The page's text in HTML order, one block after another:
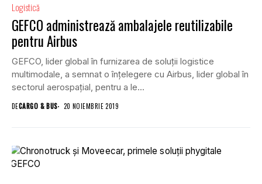
Logistică
GEFCO administrează ambalajele reutilizabile
pentru Airbus
GEFCO, lider global în furnizarea de soluții logistice
multimodale, a semnat o înțelegere cu Airbus, lider global în
sectorul aerospațial, pentru a le...
DECARGO & BUS 20 NOIEMBRIE 2019